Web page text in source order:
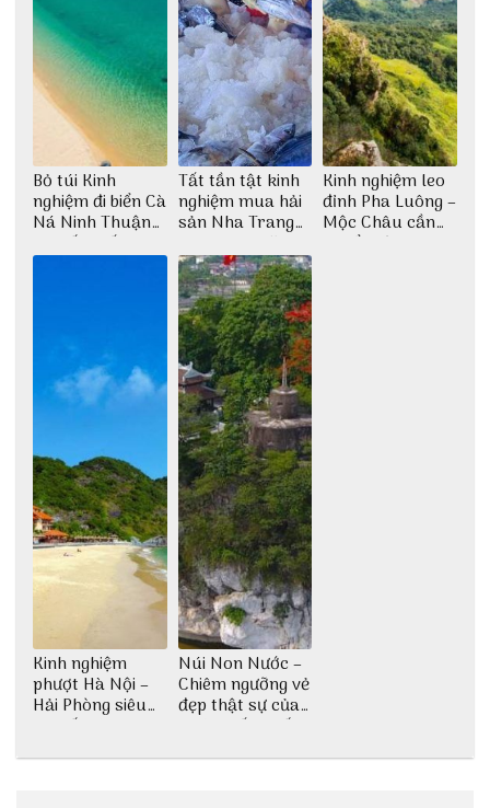
Bỏ túi Kinh
nghiệm đi biển Cà
Ná Ninh Thuận
chi tiết nhất
Tất tần tật kinh
nghiệm mua hải
sản Nha Trang
không lo chặt
chém
Kinh nghiệm leo
đỉnh Pha Luông –
Mộc Châu cần
chuẩn bị những
Kinh nghiệm
phượt Hà Nội –
Hải Phòng siêu
chi tiết dành cho
Núi Non Nước –
Chiêm ngưỡng vẻ
đẹp thật sự của
di tích cấp quốc